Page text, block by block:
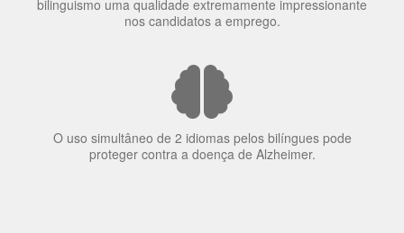
70% dos recrutadores de emprego consideram o
nos candidatos a emprego.